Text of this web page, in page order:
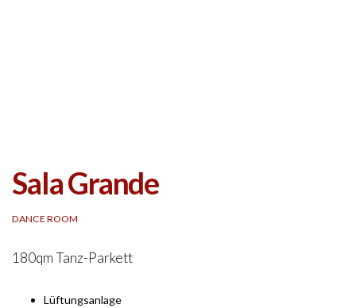
Sala Grande
DANCE ROOM
180qm Tanz-Parkett
Lüftungsanlage